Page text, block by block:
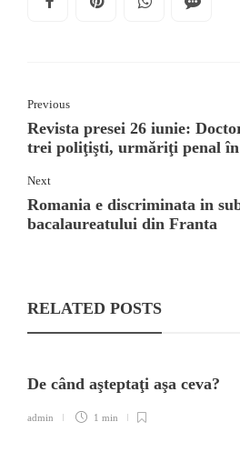
Previous
Revista presei 26 iunie:
trei poliţişti, urmăriţi penal în
Next
Romania e discriminata in
bacalaureatului din Franta
RELATED POSTS
De când aşteptaţi aşa ceva?
admin 1 min